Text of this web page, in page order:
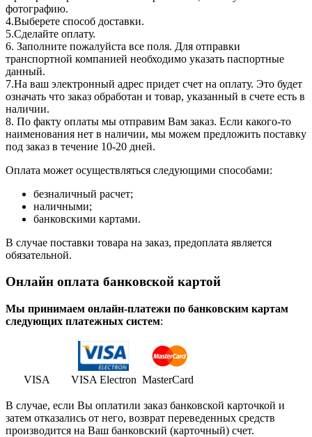
фотографию.
4.Выберете способ доставки.
5.Сделайте оплату.
6. Заполните пожалуйста все поля. Для отправки
транспортной компанией необходимо указать паспортные
данный.
7.На ваш электронный адрес придет счет на оплату. Это будет
означать что заказ обработан и товар, указанный в счете есть в
наличии.
8. По факту оплаты мы отправим Вам заказ. Если какого-то
наименования нет в наличии, мы можем предложить поставку
под заказ в течение 10-20 дней.
Оплата может осуществляться следующими способами:
безналичный расчет;
наличными;
банковскими картами.
В случае поставки товара на заказ, предоплата является
обязательной.
Онлайн оплата банковской картой
Мы принимаем онлайн-платежи по банковским картам
cледующих платежных систем:
VISA VISA Electron MasterCard
В случае, если Вы оплатили заказ банковской карточкой и
затем отказались от него, возврат переведенных средств
производится на Ваш банковский (карточный) счет.